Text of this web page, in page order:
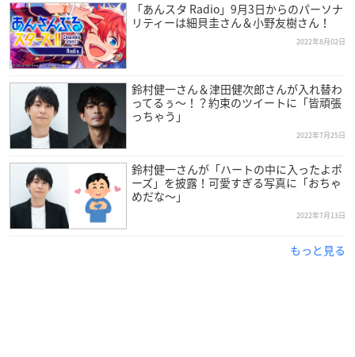
「あんスタ Radio」9月3日からのパーソナ
リティーは細貝圭さん＆小野友樹さん！
2022年8月02日
鈴村健一さん＆津田健次郎さんが入れ替わ
ってるぅ～！？約束のツイートに「皆頑張
っちゃう」
2022年7月25日
鈴村健一さんが「ハートの中に入ったよポ
ーズ」を披露！可愛すぎる写真に「おちゃ
めだな～」
2022年7月13日
もっと見る